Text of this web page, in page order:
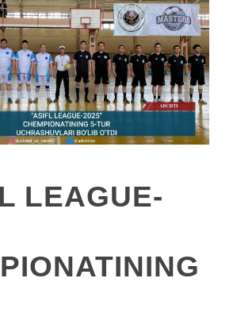
LEAGUE-